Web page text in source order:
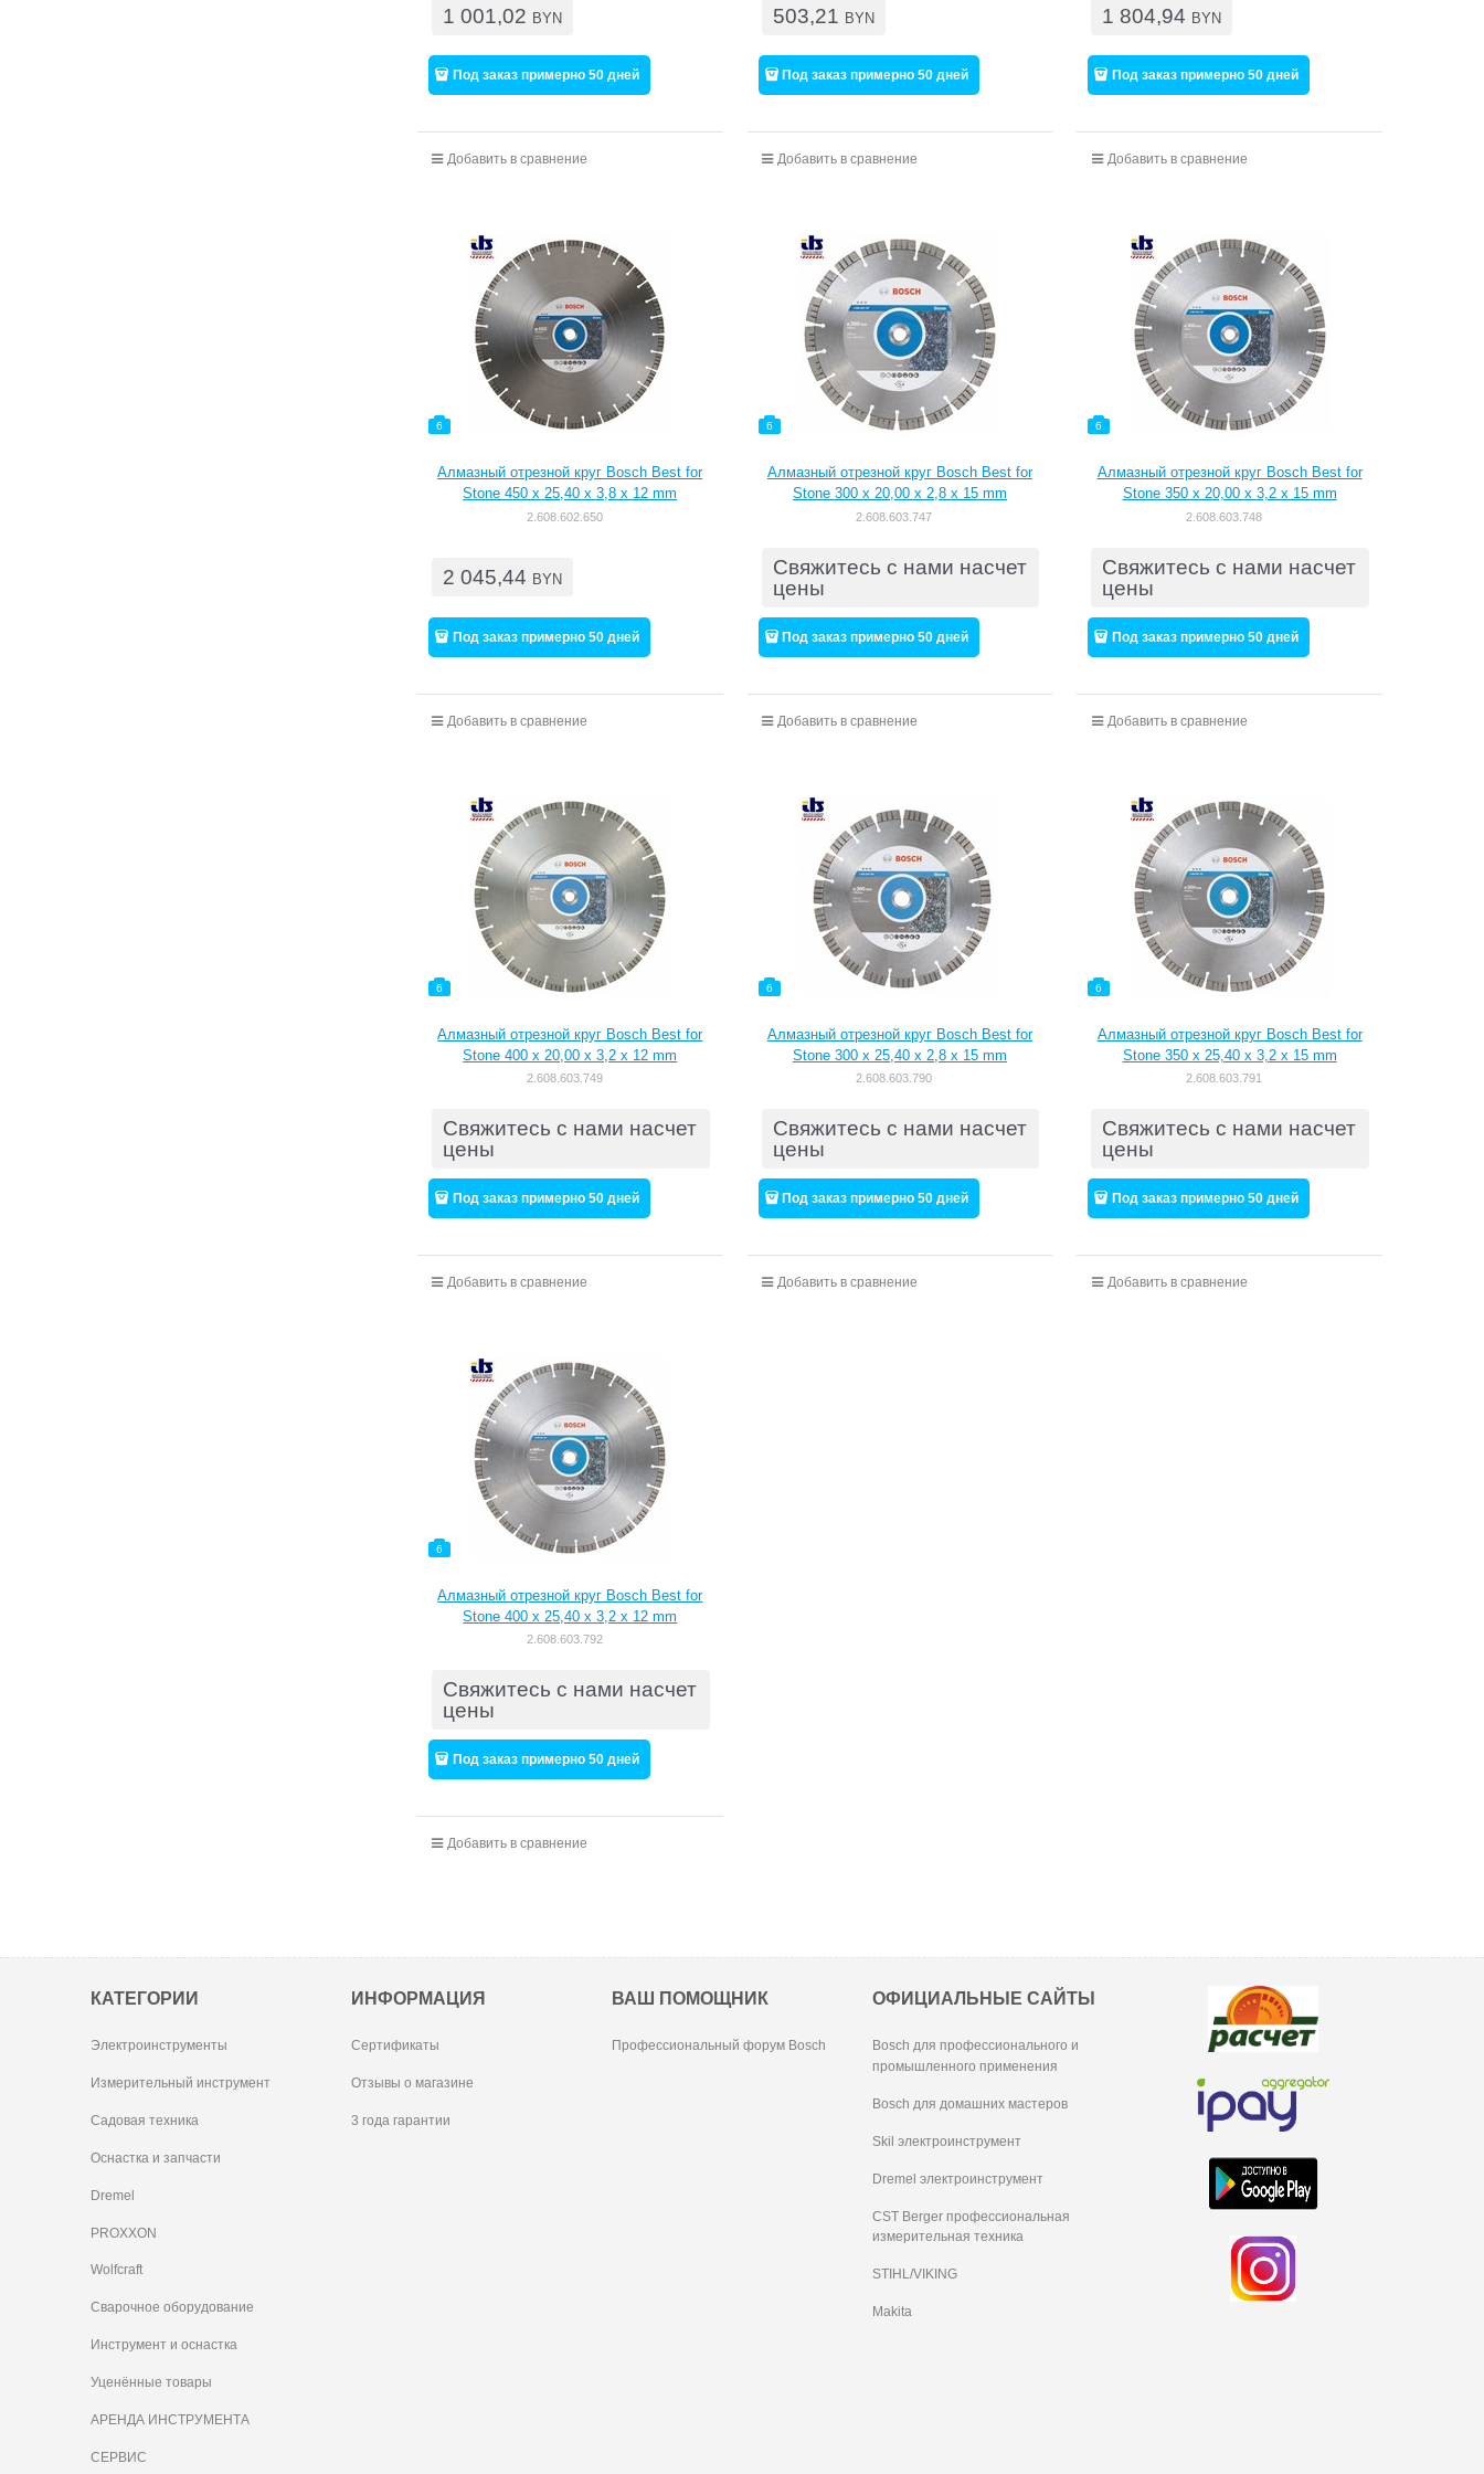
1 001,02 BYN
Под заказ примерно 50 дней
Добавить в сравнение
503,21 BYN
Под заказ примерно 50 дней
Добавить в сравнение
1 804,94 BYN
Под заказ примерно 50 дней
Добавить в сравнение
6
Алмазный отрезной круг Bosch Best for
Stone 450 x 25,40 x 3,8 x 12 mm
[2608602650]
2.608.602.650
2 045,44 BYN
Под заказ примерно 50 дней
Добавить в сравнение
6
Алмазный отрезной круг Bosch Best for
Stone 300 x 20,00 x 2,8 x 15 mm
[2608603747]
2.608.603.747
Свяжитесь с нами насчет
цены
Под заказ примерно 50 дней
Добавить в сравнение
6
Алмазный отрезной круг Bosch Best for
Stone 350 x 20,00 x 3,2 x 15 mm
[2608603748]
2.608.603.748
Свяжитесь с нами насчет
цены
Под заказ примерно 50 дней
Добавить в сравнение
6
Алмазный отрезной круг Bosch Best for
Stone 400 x 20,00 x 3,2 x 12 mm
[2608603749]
2.608.603.749
Свяжитесь с нами насчет
цены
Под заказ примерно 50 дней
Добавить в сравнение
6
Алмазный отрезной круг Bosch Best for
Stone 300 x 25,40 x 2,8 x 15 mm
[2608603790]
2.608.603.790
Свяжитесь с нами насчет
цены
Под заказ примерно 50 дней
Добавить в сравнение
6
Алмазный отрезной круг Bosch Best for
Stone 350 x 25,40 x 3,2 x 15 mm
[2608603791]
2.608.603.791
Свяжитесь с нами насчет
цены
Под заказ примерно 50 дней
Добавить в сравнение
6
Алмазный отрезной круг Bosch Best for
Stone 400 x 25,40 x 3,2 x 12 mm
[2608603792]
2.608.603.792
Свяжитесь с нами насчет
цены
Под заказ примерно 50 дней
Добавить в сравнение
КАТЕГОРИИ
Электроинструменты
Измерительный инструмент
Садовая техника
Оснастка и запчасти
Dremel
PROXXON
Wolfcraft
Сварочное оборудование
Инструмент и оснастка
Уценённые товары
АРЕНДА ИНСТРУМЕНТА
СЕРВИС
ИНФОРМАЦИЯ
Сертификаты
Отзывы о магазине
3 года гарантии
ВАШ ПОМОЩНИК
Профессиональный форум Bosch
ОФИЦИАЛЬНЫЕ САЙТЫ
Bosch для профессионального и
промышленного применения
Bosch для домашних мастеров
Skil электроинструмент
Dremel электроинструмент
CST Berger профессиональная
измерительная техника
STIHL/VIKING
Makita